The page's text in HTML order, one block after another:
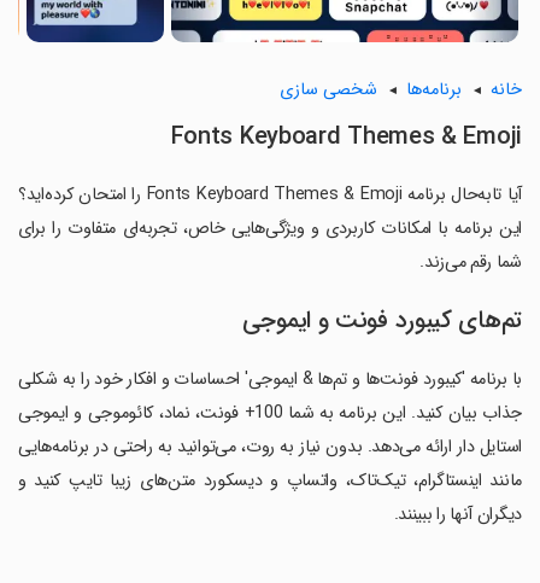
خانه برنامه‌ها شخصی سازی
Fonts Keyboard Themes & Emoji
آیا تابه‌حال برنامه Fonts Keyboard Themes & Emoji را امتحان کرده‌اید؟
این برنامه با امکانات کاربردی و ویژگی‌هایی خاص، تجربه‌ای متفاوت را برای
شما رقم می‌زند.
تم‌های کیبورد فونت و ایموجی
با برنامه 'کیبورد فونت‌ها و تم‌ها & ایموجی' احساسات و افکار خود را به شکلی
جذاب بیان کنید. این برنامه به شما 100+ فونت، نماد، کائوموجی و ایموجی
استایل دار ارائه می‌دهد. بدون نیاز به روت، می‌توانید به راحتی در برنامه‌هایی
مانند اینستاگرام، تیک‌تاک، واتساپ و دیسکورد متن‌های زیبا تایپ کنید و
دیگران آنها را ببینند.